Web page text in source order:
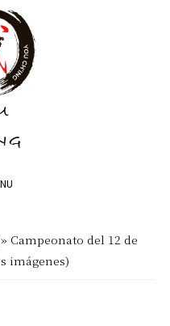
Campeonato del 12 de
imágenes)